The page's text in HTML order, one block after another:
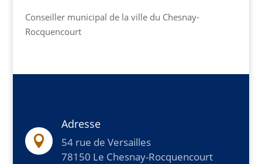
Conseiller municipal de la ville du Chesnay-
Rocquencourt

Adresse
54 rue de Versailles
78150 Le Chesnay-Rocquencourt